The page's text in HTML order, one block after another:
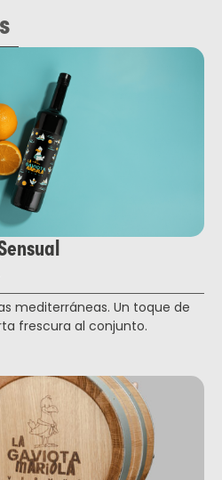
mediterráneas. Un toque de
frescura al conjunto.